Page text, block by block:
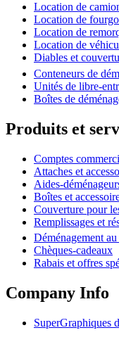
Location de
Location de
Location de
Location de
Diables et
Conteneurs de
Unités de libre-
Boîtes de
Produits et
Comptes
Attaches et
Aides-
Boîtes et
Couverture pour
Remplissages et
Déménagement
Chèques-cadeaux
Rabais et offres
Company Info
SuperGraphiques